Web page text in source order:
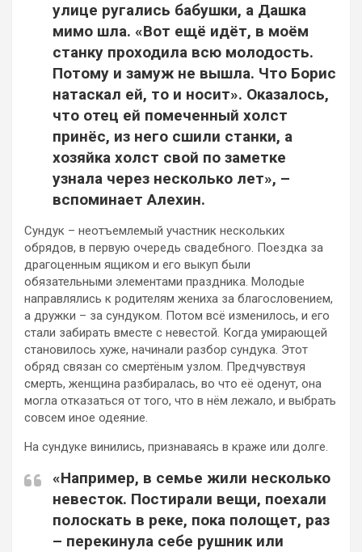
улице ругались бабушки, а Дашка
мимо шла. «Вот ещё идёт, в моём
станку проходила всю молодость.
Потому и замуж не вышла. Что Борис
натаскал ей, то и носит». Оказалось,
что отец ей помеченный холст
принёс, из него сшили станки, а
хозяйка холст свой по заметке
узнала через несколько лет», –
вспоминает Алехин.
Сундук – неотъемлемый участник нескольких
обрядов, в первую очередь свадебного. Поездка за
драгоценным ящиком и его выкуп были
обязательными элементами праздника. Молодые
направлялись к родителям жениха за благословением,
а дружки – за сундуком. Потом всё изменилось, и его
стали забирать вместе с невестой. Когда умирающей
становилось хуже, начинали разбор сундука. Этот
обряд связан со смертёным узлом. Предчувствуя
смерть, женщина разбиралась, во что её оденут, она
могла отказаться от того, что в нём лежало, и выбрать
совсем иное одеяние.
На сундуке винились, признаваясь в краже или долге.
«Например, в семье жили несколько
невесток. Постирали вещи, поехали
полоскать в реке, пока полощет, раз
– перекинула себе рушник или